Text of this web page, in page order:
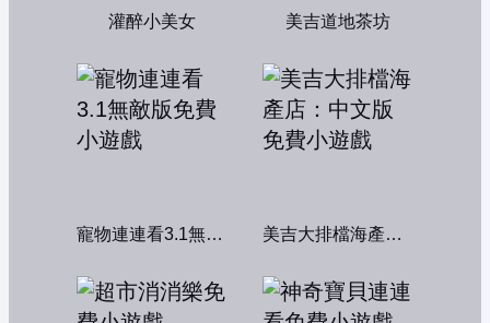
灌醉小美女 美吉道地茶坊
寵物連連看3.1無敵版 美吉大排檔海產店：中文版